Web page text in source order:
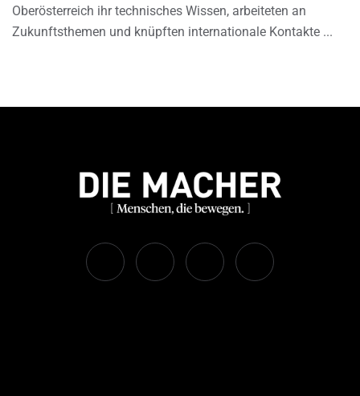
Oberösterreich ihr technisches Wissen, arbeiteten an
Zukunftsthemen und knüpften internationale Kontakte